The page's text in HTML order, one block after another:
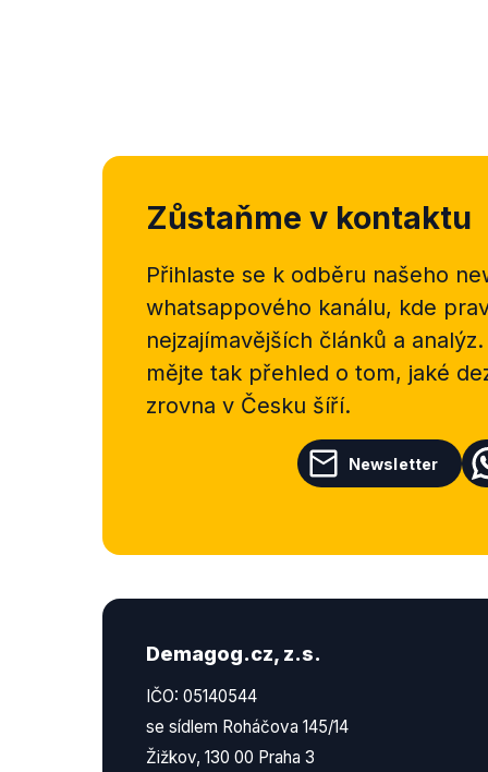
Zůstaňme v kontaktu
Přihlaste se k odběru našeho
whatsappového kanálu, kde
nejzajímavějších článků a
mějte tak přehled o tom, jaké
zrovna v Česku šíří.
Newsletter
Demagog.cz, z.s.
IČO: 05140544
se sídlem Roháčova 145/14
Žižkov, 130 00 Praha 3